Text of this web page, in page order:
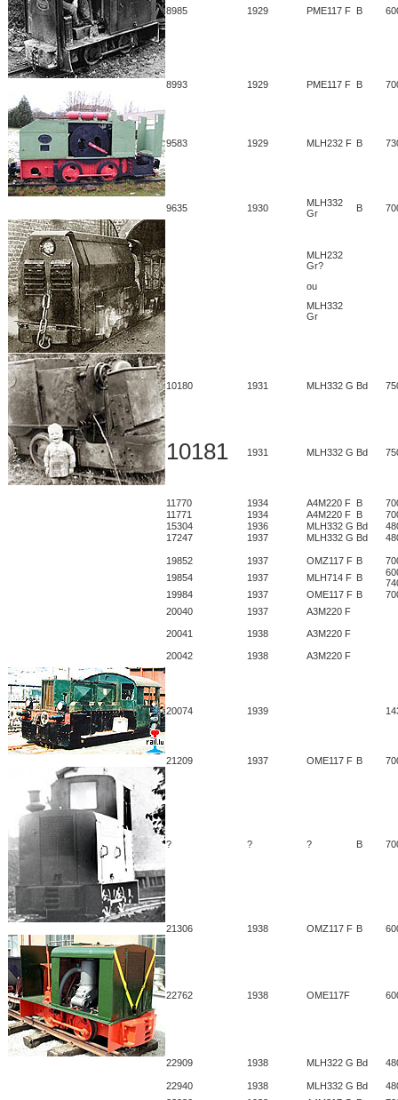
8985 1929 PME117 F B
8993 1929 PME117 F B
9583 1929 MLH232 F B
9635 1930
MLH332
Gr
B
MLH232
Gr?
ou
MLH332
Gr
10180 1931 MLH332 G Bd
10181 1931 MLH332 G Bd
11770 1934 A4M220 F B
11771
1934 A4M220 F B
15304
1936 MLH332 G Bd
17247
1937 MLH332 G Bd
19852 1937 OMZ117 F B
19854
1937 MLH714 F B
19984
1937 OME117 F B
20040
1937 A3M220 F
20041 1938 A3M220 F
20042 1938 A3M220 F
20074 1939
21209 1937 OME117 F B
? ? ? B
21306 1938 OMZ117 F B
22762 1938 OME117F
22909 1938 MLH322 G Bd
22940 1938 MLH332 G Bd